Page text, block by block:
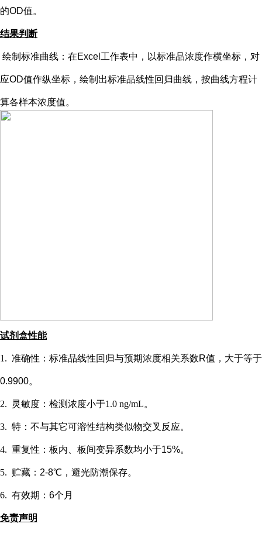
的OD值。
结果判断
绘制标准曲线：在Excel工作表中，以标准品浓度作横坐标，对
应OD值作纵坐标，绘制出标准品线性回归曲线，按曲线方程计
算各样本浓度值。
试剂盒性能
1. 准确性：标准品线性回归与预期浓度相关系数R值，大于等于
0.9900。
2. 灵敏度：检测浓度小于1.0 ng/mL。
3. 特：不与其它可溶性结构类似物交叉反应。
4. 重复性：板内、板间变异系数均小于15%。
5. 贮藏： 2-8℃，避光防潮保存。
6. 有效期： 6个月
免责声明